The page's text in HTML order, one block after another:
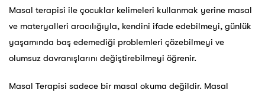
Masal terapisi ile çocuklar kelimeleri kullanmak yerine masal
ve materyalleri aracılığıyla, kendini ifade edebilmeyi, günlük
yaşamında baş edemediği problemleri çözebilmeyi ve
olumsuz davranışlarını değiştirebilmeyi öğrenir.
Masal Terapisi sadece bir masal okuma değildir. Masal